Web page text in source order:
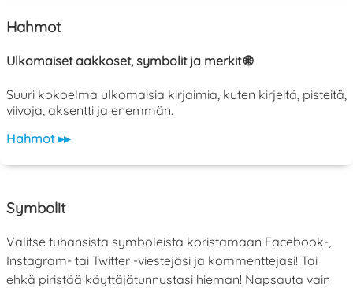
Hahmot
Ulkomaiset aakkoset, symbolit ja merkit 🌐
Suuri kokoelma ulkomaisia kirjaimia, kuten kirjeitä, pisteitä,
viivoja, aksentti ja enemmän.
Hahmot ▸▸
Symbolit
Valitse tuhansista symboleista koristamaan Facebook-,
Instagram- tai Twitter -viestejäsi ja kommenttejasi! Tai
ehkä piristää käyttäjätunnustasi hieman! Napsauta vain